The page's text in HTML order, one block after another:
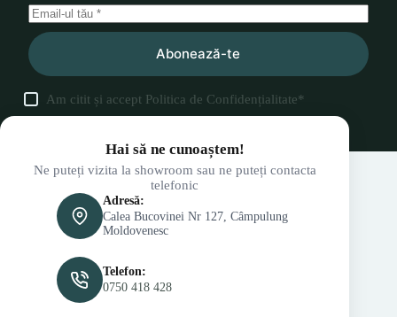
Abonează-te
Am citit și accept Politica de Confidențialitate*
Hai să ne cunoaștem!
Ne puteți vizita la showroom sau ne puteți contacta
telefonic
Adresă:
Calea Bucovinei Nr 127, Câmpulung
Moldovenesc
Telefon:
0750 418 428